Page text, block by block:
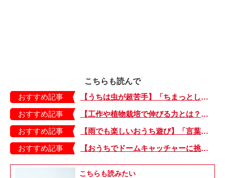
こちらも読んで
おすすめ記事
【うちは虫が超苦手】「ちまっとした虫にも大騒ぎ！」「可愛い系の虫……でも逃げる！」教えて！ みんなの虫ギライエピソード
おすすめ記事
【工作や植物栽培で伸びる力とは？】「非認知能力」を養う、おうちで楽しむ創作あそび・おうちあそび図鑑5
おすすめ記事
【雨でも楽しいおうち遊び】「言葉あそび」で伸ばす表現力や想像力・おうちあそび図鑑4
おすすめ記事
【おうちでドームキャッチャーに挑戦だ】アンパンマン わくわくドームキャッチャー
こちらも読みたい